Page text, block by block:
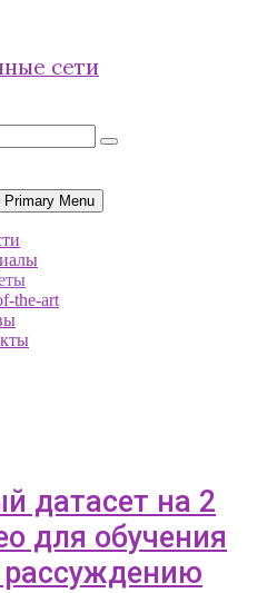
сети
Primary Menu
the-art
датасет на 2
для обучения